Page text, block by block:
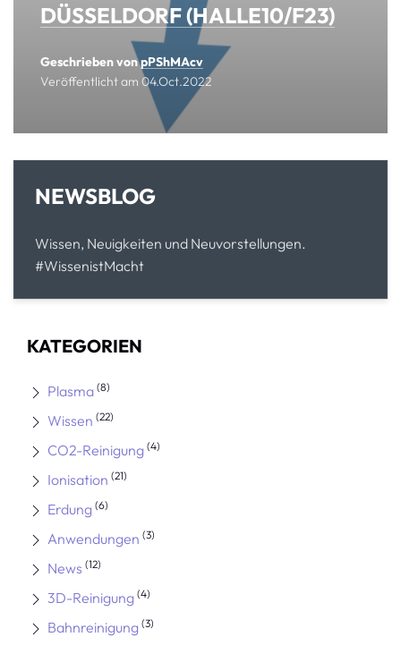
DÜSSELDORF (HALLE10/F23)
Geschrieben vonpPShMAcv
Veröffentlicht am 04.Oct.2022
NEWSBLOG
Wissen, Neuigkeiten und Neuvorstellungen.
#WissenistMacht
KATEGORIEN
Plasma (8)
Wissen (22)
CO2-Reinigung (4)
Ionisation (21)
Erdung (6)
Anwendungen (3)
News (12)
3D-Reinigung (4)
Bahnreinigung (3)